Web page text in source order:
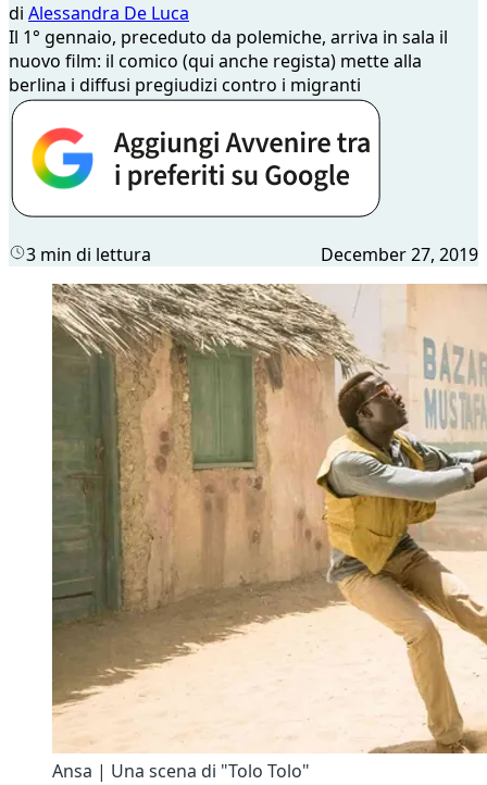
di Alessandra De Luca
Il 1° gennaio, preceduto da polemiche, arriva in sala il
nuovo film: il comico (qui anche regista) mette alla
berlina i diffusi pregiudizi contro i migranti
3 min di lettura December 27, 2019
Ansa | Una scena di "Tolo Tolo"